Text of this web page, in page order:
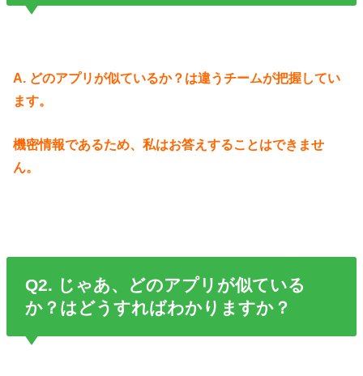
A. どのアプリが似ているか？は違うチームが把握してい
ます。
機密情報であるため、私はお答えすることはできませ
ん。
Q2. じゃあ、どのアプリが似ている
か？はどうすればわかりますか？